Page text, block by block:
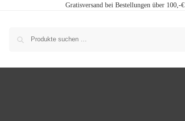
Gratisversand bei Bestellungen über 100,-€